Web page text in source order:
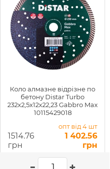
Коло алмазне відрізне по
бетону Distar Turbo
232x2,5x12x22,23 Gabbro Max
10115429018
1514.76
грн
опт від 4 шт
1 402.56
грн